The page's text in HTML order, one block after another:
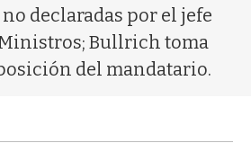
declaradas por el jefe
Bullrich toma
del mandatario.